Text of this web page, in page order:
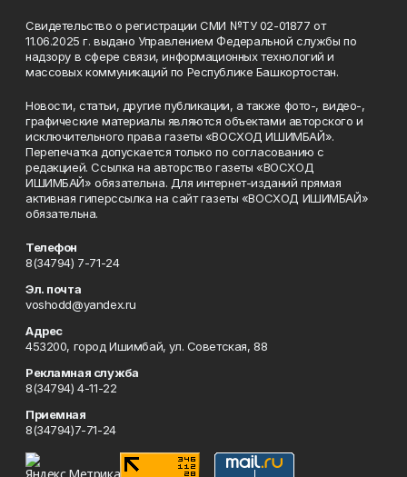
Свидетельство о регистрации СМИ №ТУ 02-01877 от
11.06.2025 г. выдано Управлением Федеральной службы по
надзору в сфере связи, информационных технологий и
массовых коммуникаций по Республике Башкортостан.
Новости, статьи, другие публикации, а также фото-, видео-,
графические материалы являются объектами авторского и
исключительного права газеты «ВОСХОД ИШИМБАЙ».
Перепечатка допускается только по согласованию с
редакцией. Ссылка на авторство газеты «ВОСХОД
ИШИМБАЙ» обязательна. Для интернет-изданий прямая
активная гиперссылка на сайт газеты «ВОСХОД ИШИМБАЙ»
обязательна.
Телефон
8(34794) 7-71-24
Эл. почта
voshodd@yandex.ru
Адрес
453200, город Ишимбай, ул. Советская, 88
Рекламная служба
8(34794) 4-11-22
Приемная
8(34794)7-71-24